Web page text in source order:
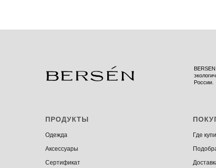
России.
ПРОДУКТЫ
Одежда
Аксессуары
Сертификат
Где